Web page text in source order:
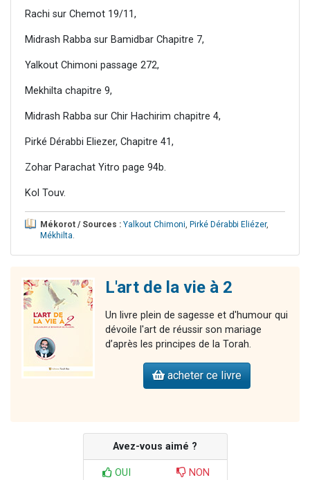
Rachi sur Chemot 19/11,
Midrash Rabba sur Bamidbar Chapitre 7,
Yalkout Chimoni passage 272,
Mekhilta chapitre 9,
Midrash Rabba sur Chir Hachirim chapitre 4,
Pirké Dérabbi Eliezer, Chapitre 41,
Zohar Parachat Yitro page 94b.
Kol Touv.
Mékorot / Sources : Yalkout Chimoni, Pirké Dérabbi Eliézer,
Mékhilta.
L'art de la vie à 2
Un livre plein de sagesse et d'humour qui
dévoile l'art de réussir son mariage
d’après les principes de la Torah.
acheter ce livre
Avez-vous aimé ?
OUI NON